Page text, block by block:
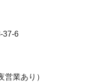
37-6
業あり）